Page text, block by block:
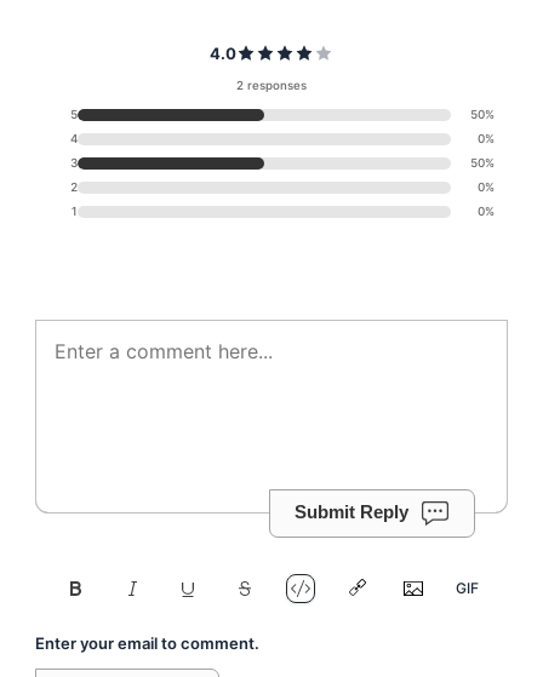
4.0
2 responses
5
50%
4
0%
3
50%
2
0%
1
0%
Submit Reply
Enter your email to comment.